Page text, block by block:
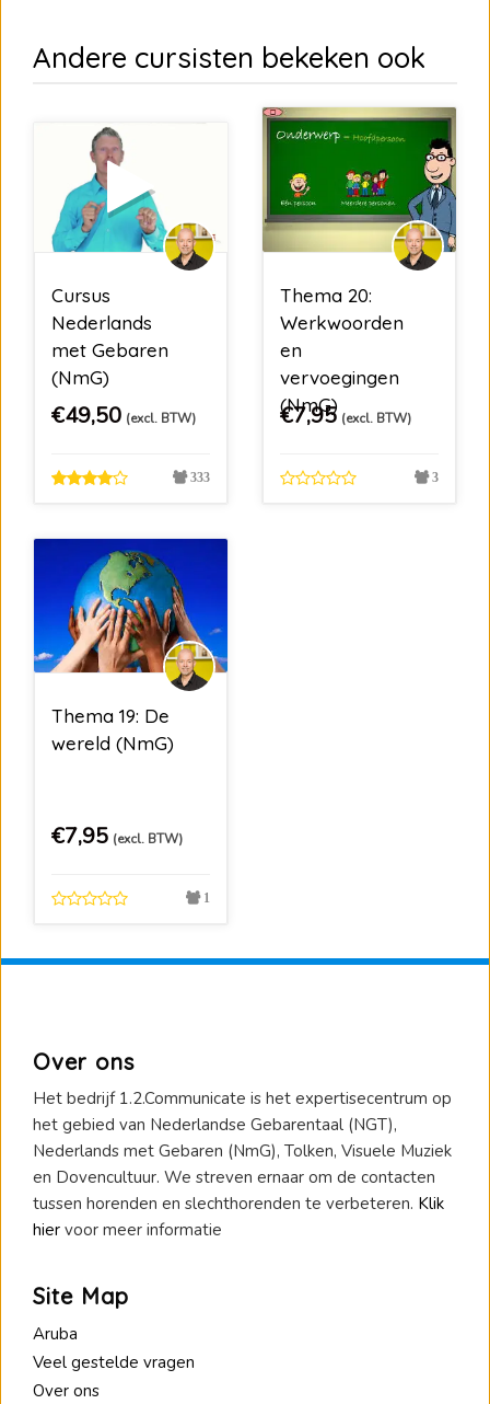
Andere cursisten bekeken ook
Cursus
Nederlands
met Gebaren
(NmG)
€49,50 (excl. BTW)
333
Thema 20:
Werkwoorden
en
vervoegingen
(NmG)
€7,95 (excl. BTW)
3
Thema 19: De
wereld (NmG)
€7,95 (excl. BTW)
1
Over ons
Het bedrijf 1.2.Communicate is het expertisecentrum op
het gebied van Nederlandse Gebarentaal (NGT),
Nederlands met Gebaren (NmG), Tolken, Visuele Muziek
en Dovencultuur. We streven ernaar om de contacten
tussen horenden en slechthorenden te verbeteren. Klik
hier voor meer informatie
Site Map
Aruba
Veel gestelde vragen
Over ons